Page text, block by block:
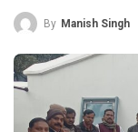
By Manish Singh